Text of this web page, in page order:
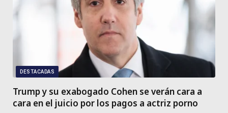
DESTACADAS
Trump y su exabogado Cohen se verán cara a
cara en el juicio por los pagos a actriz porno